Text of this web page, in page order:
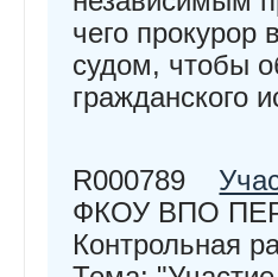
чего прокурор
судом, чтобы
гражданского
R000789
ФКОУ ВПО
Контрольная